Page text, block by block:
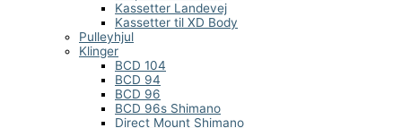
Kassetter Landevej
Kassetter til XD Body
Pulleyhjul
Klinger
BCD 104
BCD 94
BCD 96
BCD 96s Shimano
Direct Mount Shimano